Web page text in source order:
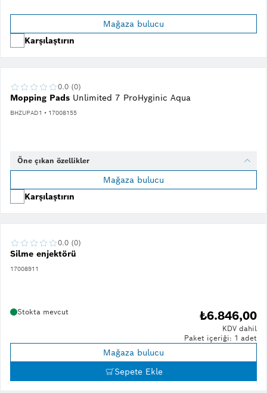
Mağaza bulucu
Karşılaştırın
Mopping Pads Unlimited 7 ProHyginic Aqua
BHZUPAD1 • 17008155
0.0 (0)
Öne çıkan özellikler
Mağaza bulucu
Karşılaştırın
Silme enjektörü
17008911
0.0 (0)
Stokta mevcut ₺6.846,00
KDV dahil
Paket içeriği: 1 adet
Mağaza bulucu
Sepete Ekle